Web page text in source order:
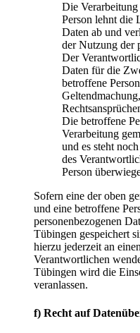
Die
Person lehnt die
Daten ab und
der Nutzung der
Der
Daten für die
betroffene
Die betroffene
Verarbeitung
und es steht
des
Person
Sofern eine der oben
und eine betroffene
personenbezogenen
Tübingen gespeichert
hierzu jederzeit an
Verantwortlichen
Tübingen wird die
veranlassen.
f) Recht auf